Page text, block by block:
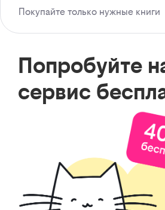
Покупайте только нужные книги
Попробуйте
сервис